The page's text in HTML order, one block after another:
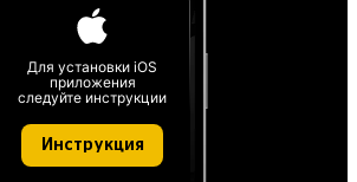
Для установки iOS
приложения
следуйте инструкции
Инструкция